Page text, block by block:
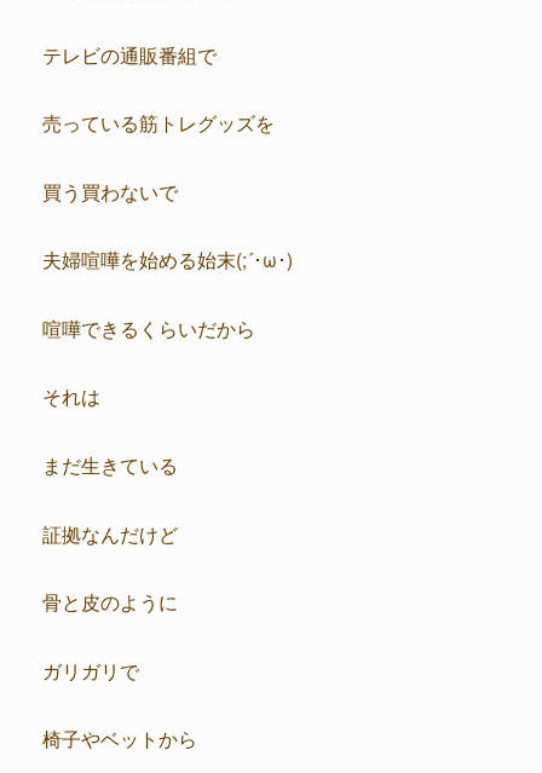
テレビの通販番組で
売っている筋トレグッズを
買う買わないで
夫婦喧嘩を始める始末(;´･ω･)
喧嘩できるくらいだから
それは
まだ生きている
証拠なんだけど
骨と皮のように
ガリガリで
椅子やベットから